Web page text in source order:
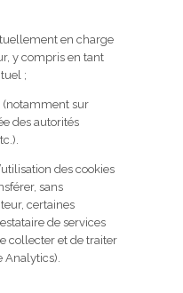
en charge
y compris en tant
;
(notamment sur
des autorités
des cookies
sans
certaines
de services
collecter et de traiter
Analytics).